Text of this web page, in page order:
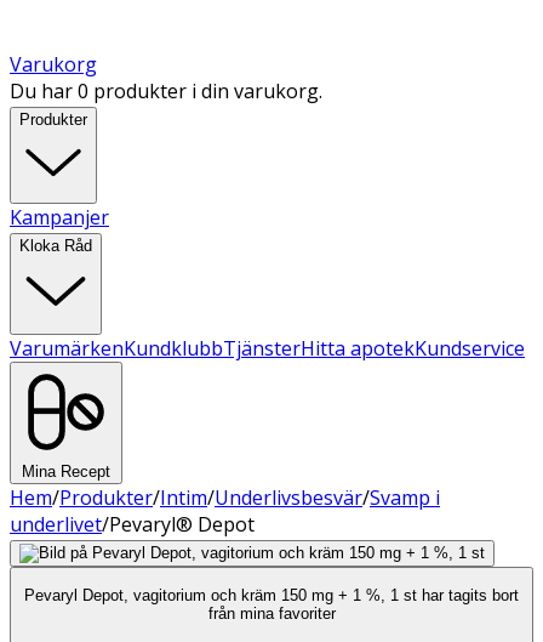
Varukorg
Du har 0 produkter i din varukorg.
Produkter
Kampanjer
Kloka Råd
VarumärkenKundklubbTjänsterHitta apotekKundservice
Mina Recept
Hem/Produkter/Intim/Underlivsbesvär/Svamp i
underlivet/Pevaryl® Depot
Pevaryl Depot, vagitorium och kräm 150 mg + 1 %, 1 st har tagits bort
från mina favoriter